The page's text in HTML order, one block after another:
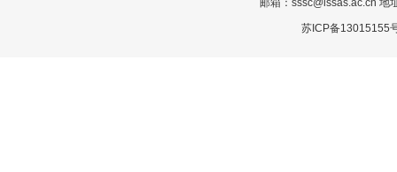
邮箱：sssc@issas.ac.cn 地
苏ICP备13015155